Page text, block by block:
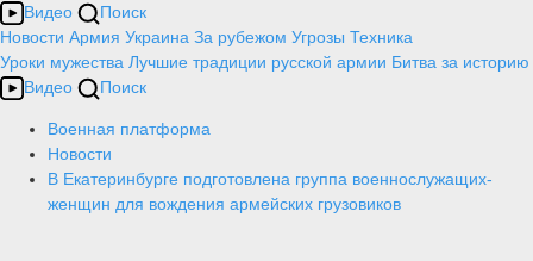
Видео
Поиск
Новости Армия Украина За рубежом Угрозы Техника
Уроки мужества Лучшие традиции русской армии Битва за историю
Видео
Поиск
Военная платформа
Новости
В Екатеринбурге подготовлена группа военнослужащих-
женщин для вождения армейских грузовиков